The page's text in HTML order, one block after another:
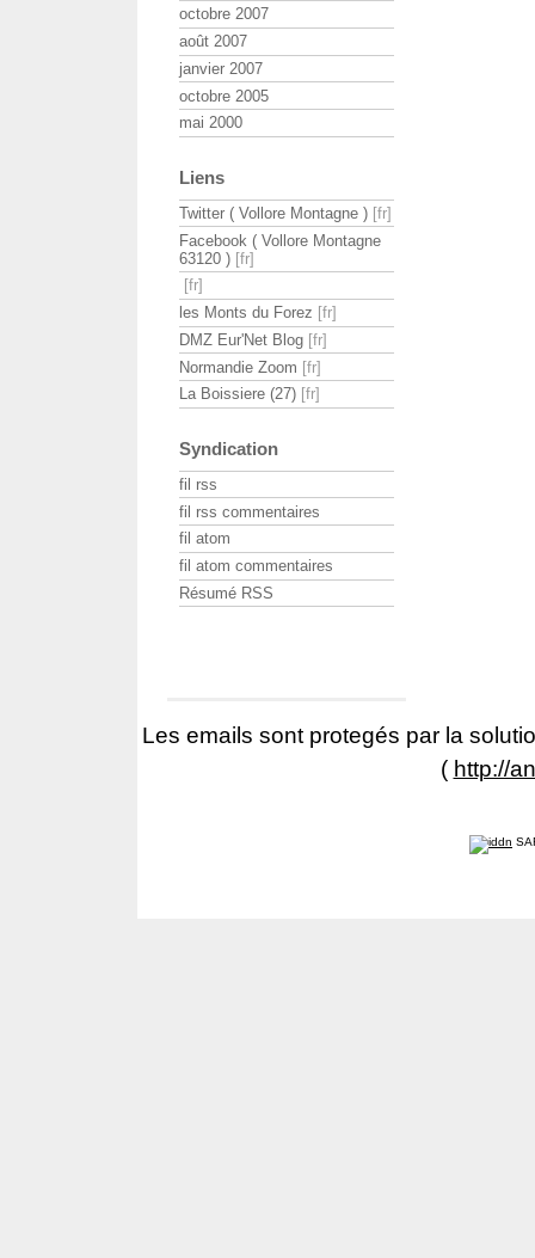
octobre 2007
août 2007
janvier 2007
octobre 2005
mai 2000
Liens
Twitter ( Vollore Montagne )
Facebook ( Vollore Montagne
63120 )
les Monts du Forez
DMZ Eur'Net Blog
Normandie Zoom
La Boissiere (27)
Syndication
fil rss
fil rss commentaires
fil atom
fil atom commentaires
Résumé RSS
Les emails sont protegés par la
( http://